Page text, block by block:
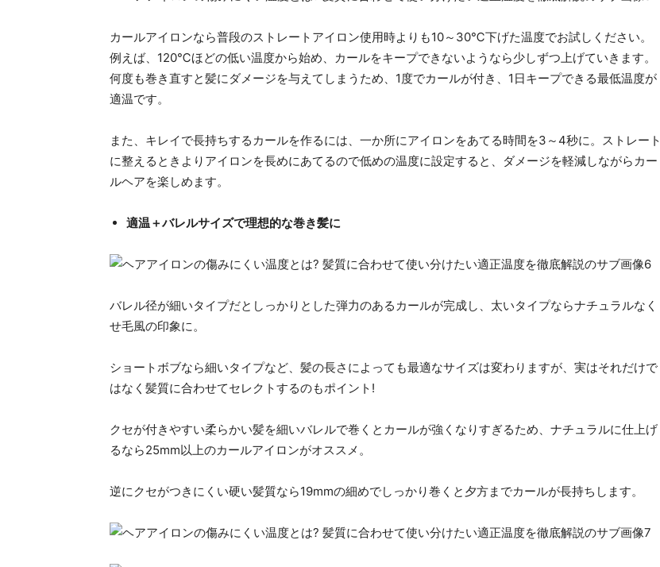
カールアイロンなら普段のストレートアイロン使用時よりも10～30℃下げた温度でお試しください。
例えば、120℃ほどの低い温度から始め、カールをキープできないようなら少しずつ上げていきます。
何度も巻き直すと髪にダメージを与えてしまうため、1度でカールが付き、1日キープできる最低温度が
適温です。
また、キレイで長持ちするカールを作るには、一か所にアイロンをあてる時間を3～4秒に。ストレート
に整えるときよりアイロンを長めにあてるので低めの温度に設定すると、ダメージを軽減しながらカー
ルヘアを楽しめます。
適温＋バレルサイズで理想的な巻き髪に
バレル径が細いタイプだとしっかりとした弾力のあるカールが完成し、太いタイプならナチュラルなく
せ毛風の印象に。
ショートボブなら細いタイプなど、髪の長さによっても最適なサイズは変わりますが、実はそれだけで
はなく髪質に合わせてセレクトするのもポイント!
クセが付きやすい柔らかい髪を細いバレルで巻くとカールが強くなりすぎるため、ナチュラルに仕上げ
るなら25mm以上のカールアイロンがオススメ。
逆にクセがつきにくい硬い髪質なら19mmの細めでしっかり巻くと夕方までカールが長持ちします。